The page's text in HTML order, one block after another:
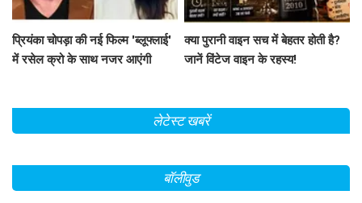
प्रियंका चोपड़ा की नई फिल्म 'ब्लूफ्लाई'
में रसेल क्रो के साथ नजर आएंगी
क्या पुरानी वाइन सच में बेहतर होती है?
जानें विंटेज वाइन के रहस्य!
लेटेस्ट खबरें
बॉलीवुड